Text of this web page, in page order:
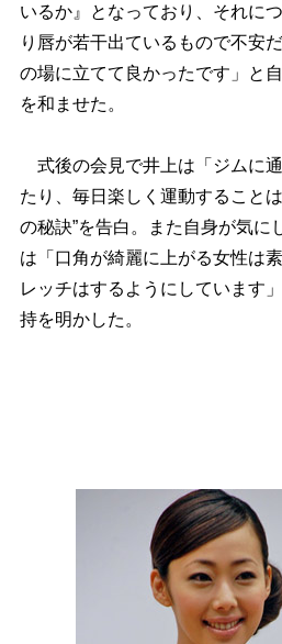
いるか』となっており、それに
り唇が若干出ているもので不安
の場に立てて良かったです」と
を和ませた。
式後の会見で井上は「ジムに
たり、毎日楽しく運動すること
の秘訣”を告白。また自身が気に
は「口角が綺麗に上がる女性は
レッチはするようにしています
持を明かした。